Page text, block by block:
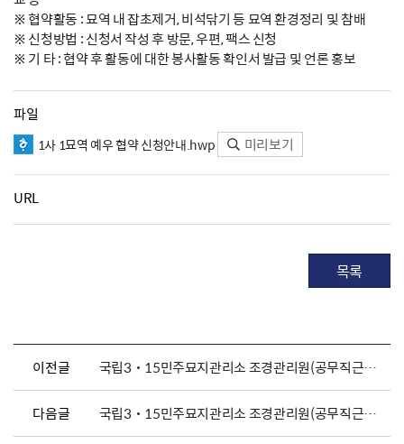
※ 협약활동 : 묘역 내 잡초제거, 비석닦기 등 묘역 환경정리 및 참배
※ 신청방법 : 신청서 작성 후 방문, 우편, 팩스 신청
※ 기 타 : 협약 후 활동에 대한 봉사활동 확인서 발급 및 언론 홍보
파일
1사 1묘역 예우 협약 신청안내.hwp 미리보기
URL
목록
이전글 국립3˙15민주묘지관리소 조경관리원(공무직근로자) 채용 공고
다음글 국립3˙15민주묘지관리소 조경관리원(공무직근로자) 채용 공고